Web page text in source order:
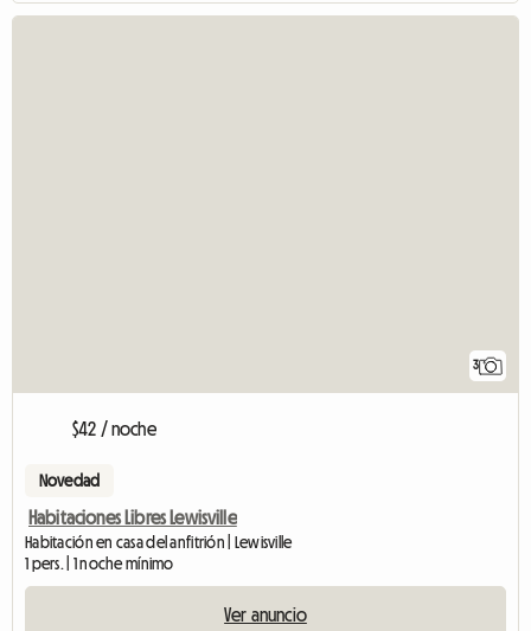
3
$42 / noche
Novedad
Habitaciones Libres Lewisville
Habitación en casa del anfitrión | Lewisville
1 pers. | 1 noche mínimo
Ver anuncio